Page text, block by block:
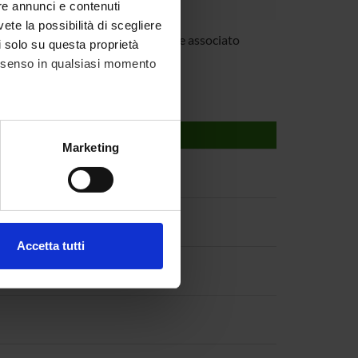
annunci e contenuti
la possibilità di scegliere
su questa proprietà
in qualsiasi momento
metro,Marketing
Accetta tutti
Perduca Professore associato